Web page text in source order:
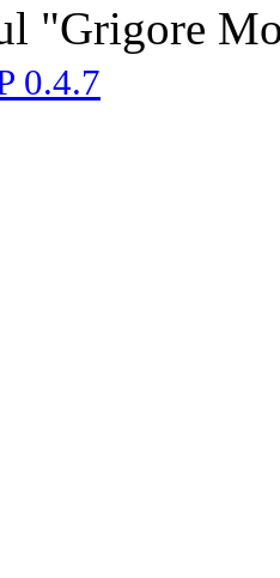
"Grigore
0.4.7